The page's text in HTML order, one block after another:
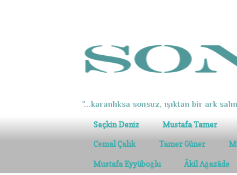
"...karanlıksa sonsuz, ışıktan bir ark
Seçkin Deniz Mustafa Tamer
Cemal Çalık Tamer Güner
Mustafa Eyyüboğlu Âkil Ağazâde